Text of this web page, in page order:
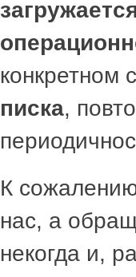
конкретном
писка,
К
нас, а
некогда и,